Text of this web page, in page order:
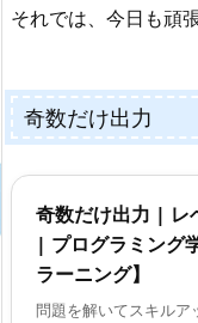
それでは、今日も頑
奇数だけ出力
奇数だけ出力 | レ
| プログラミング
ラーニング】
問題を解いてスキルア